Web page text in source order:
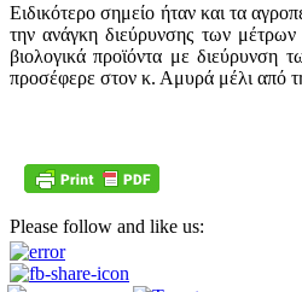
Ειδικότερο σημείο ήταν και τα
την ανάγκη διεύρυνσης των μέτρων
βιολογικά προϊόντα με
προσέφερε στον κ. Αμυρά μέλι από
Please follow and like us: